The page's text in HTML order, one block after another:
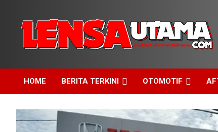
content
LensaUtama
HOME BERITA TERKINI OTOMOTIF